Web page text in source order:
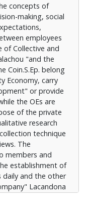
ημιαπασχόληση,
δύο
πρόσωπα που
Μετά την
ένα
με τα
στην
την
ότι μεταξύ της
και
της εμπορικής
και ο
και ο τρόπος
ότι τα
τα μοντέλα
δεσμευτικό
concepts of
making, social
employees
of Collective and
"and the
Coin.S.Ep. belong
Economy, carry
or provide
the OEs are
of the private
research
technique
The
members and
establishment of
daily and the other
Lacandona